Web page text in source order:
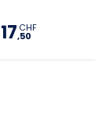
17,50
CHF